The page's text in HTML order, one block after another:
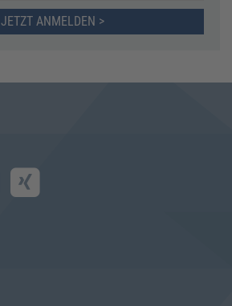
JETZT ANMELDEN >